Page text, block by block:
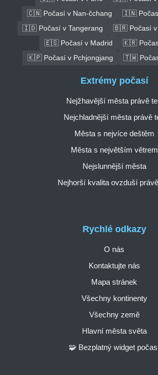
🇨🇳 Počasí v Nan-čchang
🇮🇳
🇮🇩 Počasí v Tangerang
🇧🇷 Počasí v
🇪🇸 Počasí v Madrid
🇰🇷
🇰🇵 Počasí v Pchjongjang
🇹🇼
Rychlé odkazy
O nás
Kontaktujte nás
Mapa stránek
Všechny kontinenty
Všechny země
Hlavní města světa
🧩 Bezplatný widget
Extrémy počasí
Nejžhavější města právě
Nejchladnější města právě
Města s nejvíce deštěm
Města s největším větrem
Nejslunnější města
Nejhorší kvalita ovzduší